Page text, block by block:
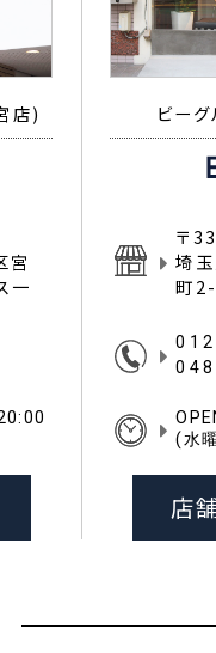
店)
宮
一
ビー
〒
埼
町
(水
店